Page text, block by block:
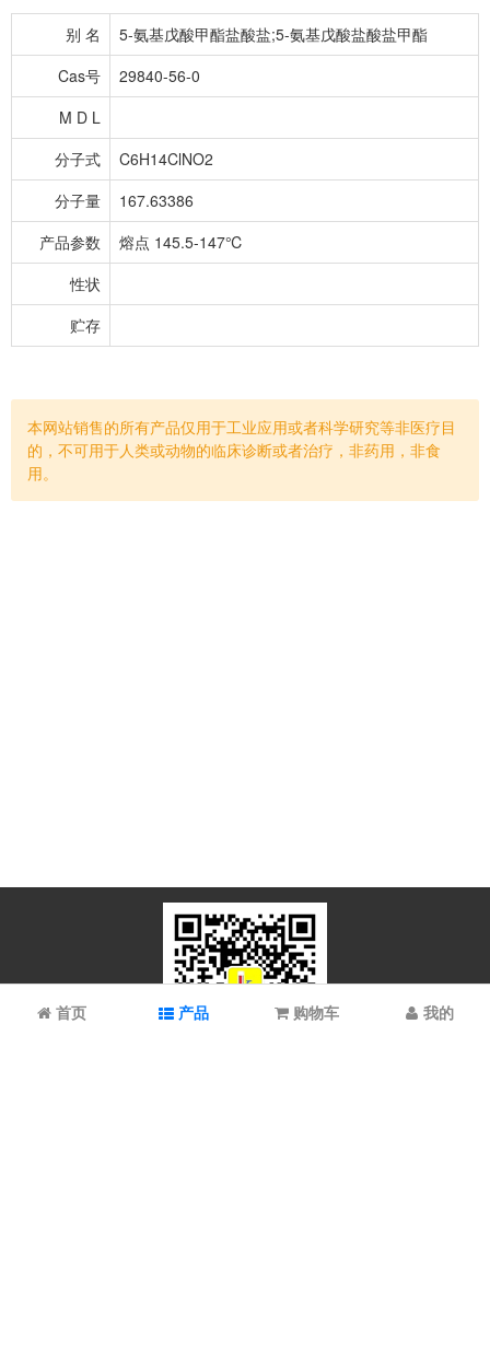
别 名
5-氨基戊酸甲酯盐酸盐;5-氨基戊酸盐酸盐甲酯
Cas号
29840-56-0
M D L
分子式
C6H14ClNO2
分子量
167.63386
产品参数
熔点 145.5-147℃
性状
贮存
本网站销售的所有产品仅用于工业应用或者科学研究等非医疗目
的，不可用于人类或动物的临床诊断或者治疗，非药用，非食
用。
首页 产品 购物车 我的